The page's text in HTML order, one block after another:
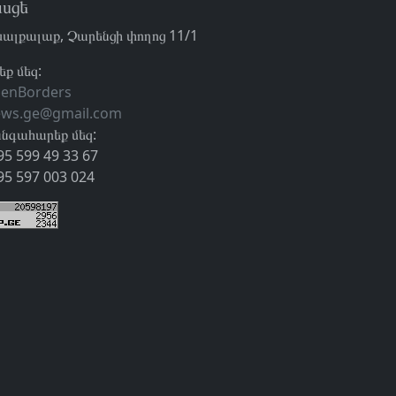
Չարենցի փողոց 11/1
մեզ:
մեզ:
599 49 33 67
597 003 024